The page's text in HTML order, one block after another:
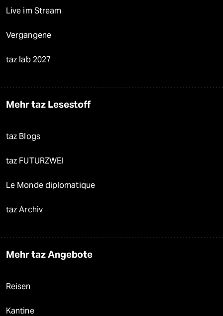
Live im Stream
Vergangene
taz lab 2027
Mehr taz Lesestoff
taz Blogs
taz FUTURZWEI
Le Monde diplomatique
taz Archiv
Mehr taz Angebote
Reisen
Kantine